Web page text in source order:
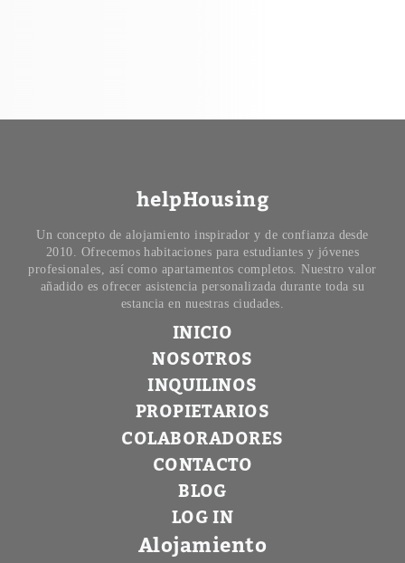
helpHousing
Un concepto de alojamiento inspirador y de confianza desde
2010. Ofrecemos habitaciones para estudiantes y jóvenes
profesionales, así como apartamentos completos. Nuestro valor
añadido es ofrecer asistencia personalizada durante toda su
estancia en nuestras ciudades.
INICIO
NOSOTROS
INQUILINOS
PROPIETARIOS
COLABORADORES
CONTACTO
BLOG
LOG IN
Alojamiento